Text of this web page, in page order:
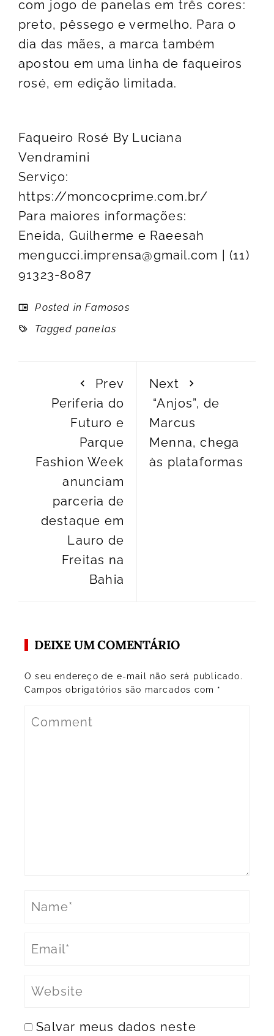
com jogo de panelas em três cores:
preto, pêssego e vermelho. Para o
dia das mães, a marca também
apostou em uma linha de faqueiros
rosé, em edição limitada.
Faqueiro Rosé By Luciana
Vendramini
Serviço:
https://moncocprime.com.br/
Para maiores informações:
Eneida, Guilherme e Raeesah
mengucci.imprensa@gmail.com
| (11)
91323-8087
Posted inFamosos
Tagged panelas
Prev
Periferia do
Futuro e
Parque
Fashion Week
anunciam
parceria de
destaque em
Lauro de
Freitas na
Bahia
Next
“Anjos”, de
Marcus
Menna, chega
às plataformas
DEIXE UM COMENTÁRIO
O seu endereço de e-mail não será publicado.
Campos obrigatórios são marcados com *
Salvar meus dados neste